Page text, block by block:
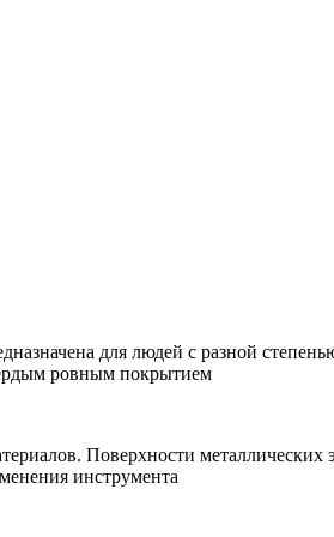
для людей с разной
ровным покрытием
Поверхности
инструмента